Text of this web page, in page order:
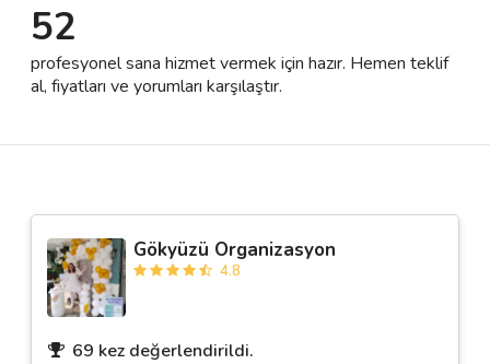
Destek
İletişim
52
profesyonel sana hizmet vermek için hazır. Hemen teklif
al, fiyatları ve yorumları karşılaştır.
Gökyüzü Organizasyon
4.8
69 kez değerlendirildi.